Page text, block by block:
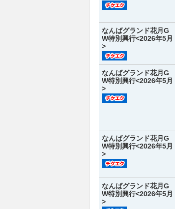
なんばグランド花月G
W特別興行<2026年5月
>
なんばグランド花月G
W特別興行<2026年5月
>
なんばグランド花月G
W特別興行<2026年5月
>
なんばグランド花月G
W特別興行<2026年5月
>